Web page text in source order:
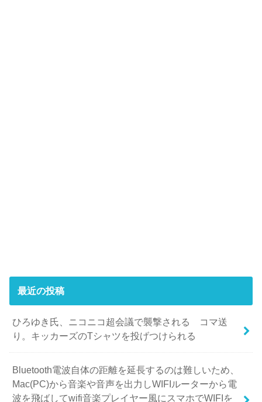
最近の投稿
ひろゆき氏、ニコニコ超会議で襲撃される コマ送
り。キッカーズのTシャツを投げつけられる
Bluetooth電波自体の距離を延長するのは難しいため、
Mac(PC)から音楽や音声を出力しWIFIルーターから電
波を飛ばしてwifi音楽プレイヤー風にスマホでWIFIを